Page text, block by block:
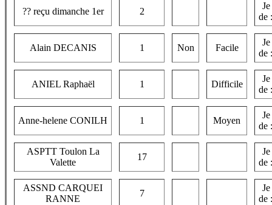
?? reçu dimanche 1er 2
de
Alain DECANIS 1 Non Facile
de
ANIEL Raphaël 1 Difficile
de
Anne-helene CONILH 1 Moyen
de
ASPTT Toulon La
Valette
17
de
ASSND CARQUEI
RANNE
7
de